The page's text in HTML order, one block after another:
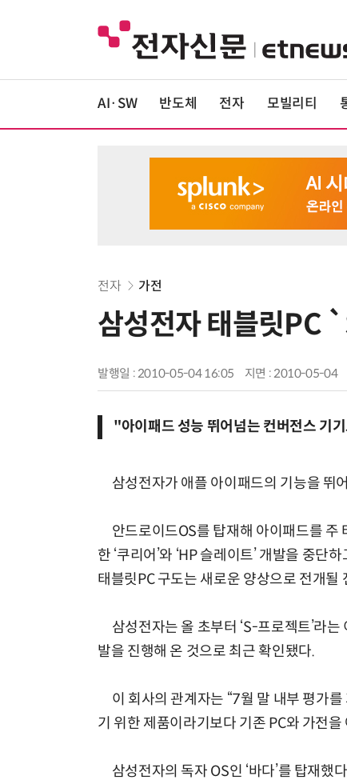
AI·SW 반도체 전자 모빌리티
전자 가전
삼성전자 태블릿PC
발행일 : 2010-05-04 16:05 지면 :2010-05-04
"아이패드 성능 뛰어넘는 컨버전스 기
삼성전자가 애플 아이패드의 기능을 뛰
안드로이드OS를 탑재해 아이패드를 주
한 ‘쿠리어’와 ‘HP 슬레이트’ 개발을 중
태블릿PC 구도는 새로운 양상으로 전개될
삼성전자는 올 초부터 ‘S-프로젝트’라
발을 진행해 온 것으로 최근 확인됐다.
이 회사의 관계자는 “7월 말 내부 평가
기 위한 제품이라기보다 기존 PC와 가전
삼성전자의 독자 OS인 ‘바다’를 탑재했